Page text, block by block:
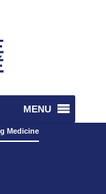
MENU
Medicine